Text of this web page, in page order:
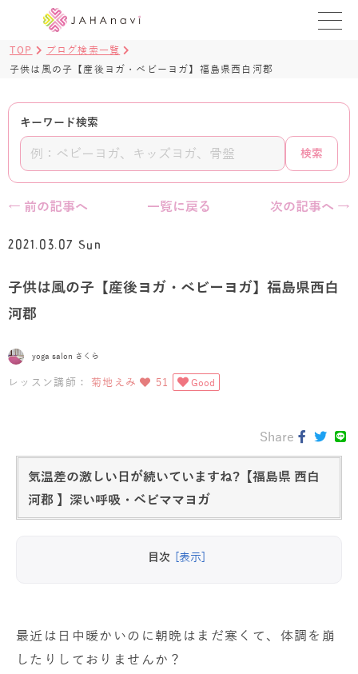
レッスンを探す
BLOG
ヨガ資格講座 ›
TOP
ブログ検索一覧
子供は風の子【産後ヨガ・ベビーヨガ】福島県西白河郡
キーワード検索
検索
← 前の記事へ 一覧に戻る 次の記事へ →
2021.03.07 Sun
子供は風の子【産後ヨガ・ベビーヨガ】福島県西白
河郡
yoga salon さくら
レッスン講師： 菊地えみ 51 Good
Share
気温差の激しい日が続いていますね?【福島県 西白
河郡 】深い呼吸・ベビママヨガ
目次 [表示]
最近は日中暖かいのに朝晩はまだ寒くて、体調を崩
したりしておりませんか？